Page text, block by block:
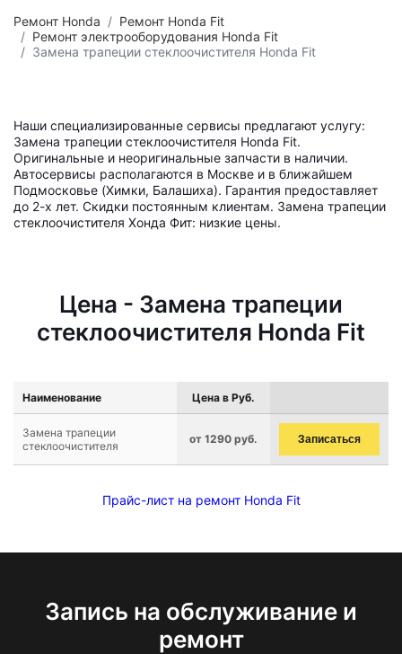
Ремонт Honda
Ремонт Honda Fit
Ремонт электрооборудования Honda Fit
Замена трапеции стеклоочистителя Honda Fit
Наши специализированные сервисы предлагают услугу:
Замена трапеции стеклоочистителя Honda Fit.
Оригинальные и неоригинальные запчасти в наличии.
Автосервисы располагаются в Москве и в ближайшем
Подмосковье (Химки, Балашиха). Гарантия предоставляет
до 2-х лет. Скидки постоянным клиентам. Замена трапеции
стеклоочистителя Хонда Фит: низкие цены.
Цена - Замена трапеции
стеклоочистителя Honda Fit
Наименование Цена в Руб.
Замена трапеции
стеклоочистителя
от 1290 руб. Записаться
Прайс-лист на ремонт Honda Fit
Запись на обслуживание и
ремонт